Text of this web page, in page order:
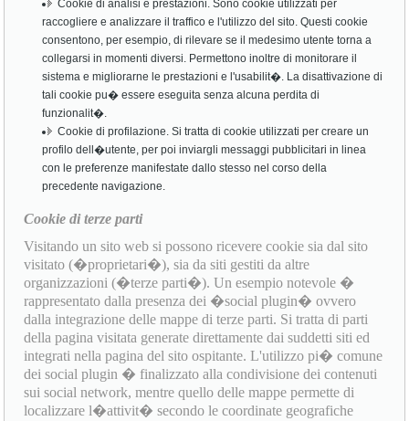
Cookie di analisi e prestazioni. Sono cookie utilizzati per
raccogliere e analizzare il traffico e l'utilizzo del sito. Questi cookie
consentono, per esempio, di rilevare se il medesimo utente torna a
collegarsi in momenti diversi. Permettono inoltre di monitorare il
sistema e migliorarne le prestazioni e l'usabilit�. La disattivazione di
tali cookie pu� essere eseguita senza alcuna perdita di
funzionalit�.
Cookie di profilazione. Si tratta di cookie utilizzati per creare un
profilo dell�utente, per poi inviargli messaggi pubblicitari in linea
con le preferenze manifestate dallo stesso nel corso della
precedente navigazione.
Cookie di terze parti
Visitando un sito web si possono ricevere cookie sia dal sito
visitato (�proprietari�), sia da siti gestiti da altre
organizzazioni (�terze parti�). Un esempio notevole �
rappresentato dalla presenza dei �social plugin� ovvero
dalla integrazione delle mappe di terze parti. Si tratta di parti
della pagina visitata generate direttamente dai suddetti siti ed
integrati nella pagina del sito ospitante. L'utilizzo pi� comune
dei social plugin � finalizzato alla condivisione dei contenuti
sui social network, mentre quello delle mappe permette di
localizzare l�attivit� secondo le coordinate geografiche